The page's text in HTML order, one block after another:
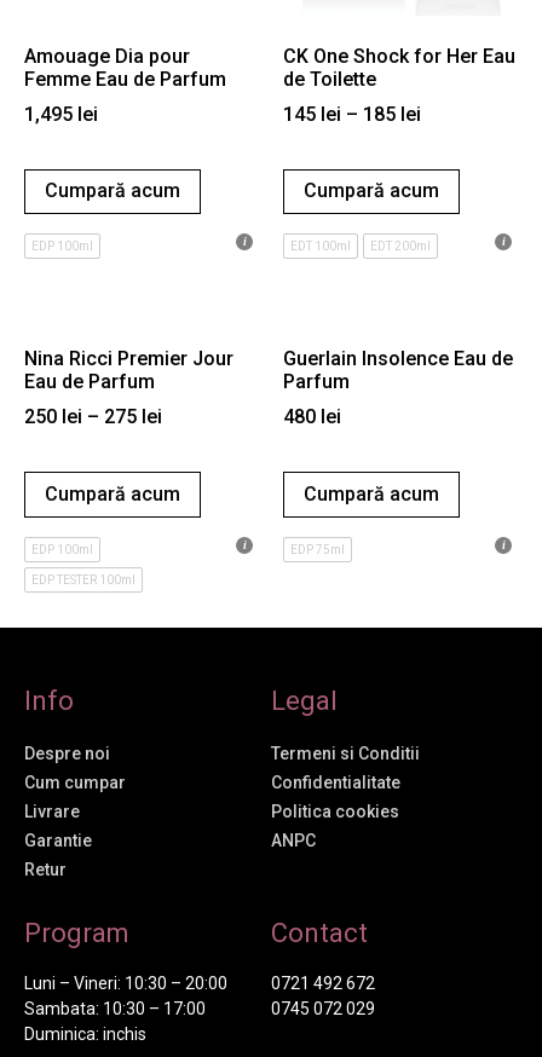
Amouage Dia pour
Femme Eau de Parfum
1,495 lei
Cumpară acum
EDP 100ml
CK One Shock for Her Eau
de Toilette
145 lei – 185 lei
Cumpară acum
EDT 100ml EDT 200ml
Nina Ricci Premier Jour
Eau de Parfum
250 lei – 275 lei
Cumpară acum
EDP 100ml
EDP TESTER 100ml
Guerlain Insolence Eau de
Parfum
480 lei
Cumpară acum
EDP 75ml
Info
Despre noi
Cum cumpar
Livrare
Garantie
Retur
Legal
Termeni si Conditii
Confidentialitate
Politica cookies
ANPC
Program
Luni – Vineri: 10:30 – 20:00
Sambata: 10:30 – 17:00
Duminica: inchis
Contact
0721 492 672
0745 072 029